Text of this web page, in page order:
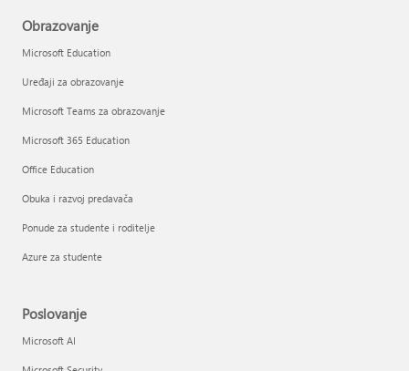
Obrazovanje
Microsoft Education
Uređaji za obrazovanje
Microsoft Teams za obrazovanje
Microsoft 365 Education
Office Education
Obuka i razvoj predavača
Ponude za studente i roditelje
Azure za studente
Poslovanje
Microsoft AI